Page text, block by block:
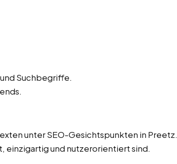
Suchbegriffe.
unter SEO-Gesichtspunkten in Preetz.
einzigartig und nutzerorientiert sind.